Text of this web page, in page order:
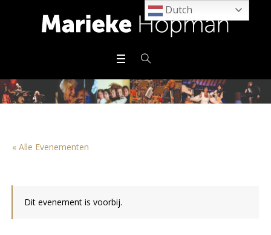
« Alle Evenementen
Dit evenement is voorbij.
Dutch